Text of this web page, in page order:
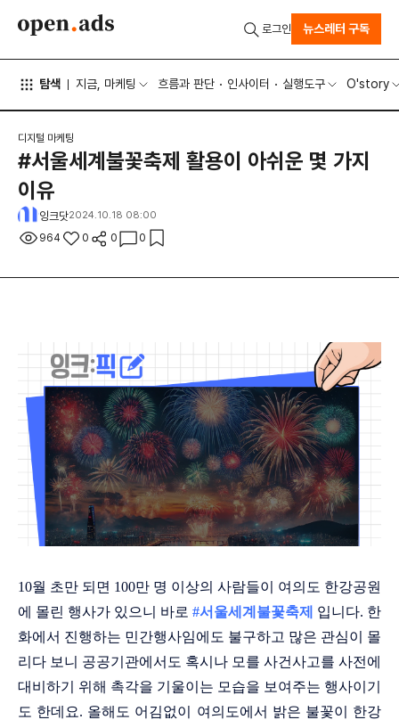
탐색 지금, 마케팅 흐름과 판단 인사이터 실행도구 O'story
로그인 뉴스레터 구독
디지털 마케팅
#서울세계불꽃축제 활용이 아쉬운 몇 가지
이유
잉크닷2024.10.18 08:00
964 0 0 0
10월 초만 되면 100만 명 이상의 사람들이 여의도 한강공원
에 몰린 행사가 있으니 바로 #서울세계불꽃축제
입니다. 한
화에서 진행하는 민간행사임에도 불구하고 많은 관심이 몰
리다 보니 공공기관에서도 혹시나 모를 사건사고를 사전에
대비하기 위해 촉각을 기울이는 모습을 보여주는 행사이기
도 한데요. 올해도 어김없이 여의도에서 밝은 불꽃이 한강